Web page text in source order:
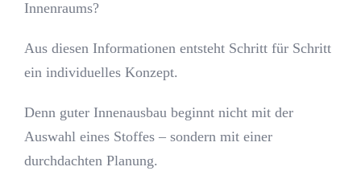
Innenraums?
Aus diesen Informationen entsteht Schritt für Schritt
ein individuelles Konzept.
Denn guter Innenausbau beginnt nicht mit der
Auswahl eines Stoffes – sondern mit einer
durchdachten Planung.